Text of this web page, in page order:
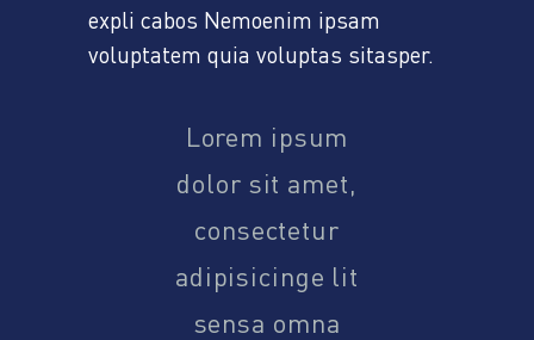
expli cabos Nemoenim ipsam
voluptatem quia voluptas sitasper.
Lorem ipsum
dolor sit amet,
consectetur
adipisicinge lit
sensa omna